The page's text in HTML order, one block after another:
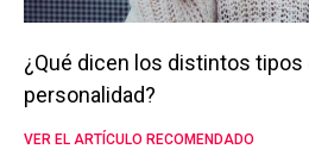
¿Qué dicen los distintos
personalidad?
VER EL ARTÍCULO RECOMENDADO